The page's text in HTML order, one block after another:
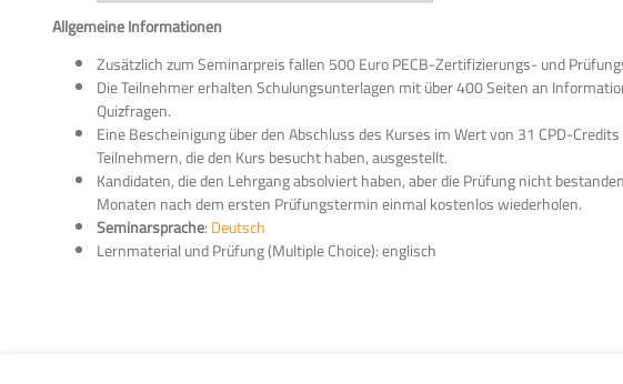
Allgemeine Informationen
Zusätzlich zum Seminarpreis fallen 500 Euro PECB-Zertifizierungs- und
Die Teilnehmer erhalten Schulungsunterlagen mit über 400 Seiten an
Quizfragen.
Eine Bescheinigung über den Abschluss des Kurses im Wert von 31 CPD-
Teilnehmern, die den Kurs besucht haben, ausgestellt.
Kandidaten, die den Lehrgang absolviert haben, aber die Prüfung nicht
Monaten nach dem ersten Prüfungstermin einmal kostenlos wiederholen.
Seminarsprache:Deutsch
Lernmaterial und Prüfung (Multiple Choice): englisch